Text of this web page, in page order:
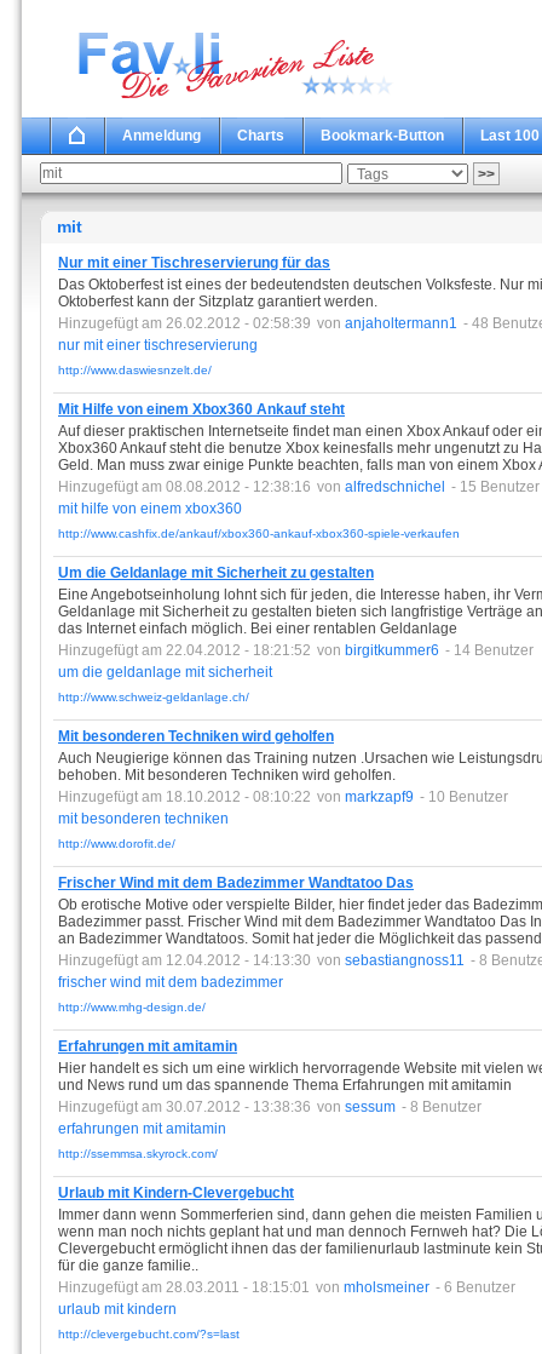
Anmeldung Charts Bookmark-Button Last 100
mit
Nur mit einer Tischreservierung für das
Das Oktoberfest ist eines der bedeutendsten deutschen Volksfeste. Nur
Oktoberfest kann der Sitzplatz garantiert werden.
Hinzugefügt am 26.02.2012 - 02:58:39 von anjaholtermann1 - 48
nur mit einer tischreservierung
http://www.daswiesnzelt.de/
Mit Hilfe von einem Xbox360 Ankauf steht
Auf dieser praktischen Internetseite findet man einen Xbox Ankauf oder
Xbox360 Ankauf steht die benutze Xbox keinesfalls mehr ungenutzt zu
Geld. Man muss zwar einige Punkte beachten, falls man von einem
Hinzugefügt am 08.08.2012 - 12:38:16 von alfredschnichel
- 15 Benutzer
mit hilfe von einem xbox360
http://www.cashfix.de/ankauf/xbox360-ankauf-xbox360-spiele-verkaufen
Um die Geldanlage mit Sicherheit zu gestalten
Eine Angebotseinholung lohnt sich für jeden, die Interesse haben, ihr
Geldanlage mit Sicherheit zu gestalten bieten sich langfristige Verträge
das Internet einfach möglich. Bei einer rentablen Geldanlage
Hinzugefügt am 22.04.2012 - 18:21:52 von birgitkummer6 - 14 Benutzer
um die geldanlage mit sicherheit
http://www.schweiz-geldanlage.ch/
Mit besonderen Techniken wird geholfen
Auch Neugierige können das Training nutzen .Ursachen wie
behoben. Mit besonderen Techniken wird geholfen.
Hinzugefügt am 18.10.2012 - 08:10:22 von markzapf9 - 10 Benutzer
mit besonderen techniken
http://www.dorofit.de/
Frischer Wind mit dem Badezimmer Wandtatoo Das
Ob erotische Motive oder verspielte Bilder, hier findet jeder das
Badezimmer passt. Frischer Wind mit dem Badezimmer Wandtatoo Das
an Badezimmer Wandtatoos. Somit hat jeder die Möglichkeit das
Hinzugefügt am 12.04.2012 - 14:13:30 von sebastiangnoss11 - 8
frischer wind mit dem badezimmer
http://www.mhg-design.de/
Erfahrungen mit amitamin
Hier handelt es sich um eine wirklich hervorragende Website mit vielen
und News rund um das spannende Thema Erfahrungen mit amitamin
Hinzugefügt am 30.07.2012 - 13:38:36 von sessum - 8 Benutzer
erfahrungen mit amitamin
http://ssemmsa.skyrock.com/
Urlaub mit Kindern-Clevergebucht
Immer dann wenn Sommerferien sind, dann gehen die meisten Familien
wenn man noch nichts geplant hat und man dennoch Fernweh hat? Die
Clevergebucht ermöglicht ihnen das der familienurlaub lastminute kein
für die ganze familie..
Hinzugefügt am 28.03.2011 - 18:15:01 von mholsmeiner - 6 Benutzer
urlaub mit kindern
http://clevergebucht.com/?s=last